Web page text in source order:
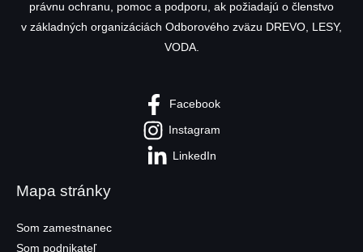
právnu ochranu, pomoc a podporu, ak požiadajú o členstvo
v základných organizáciách Odborového zväzu DREVO, LESY,
VODA.
Facebook
Instagram
LinkedIn
Mapa stránky
Som zamestnanec
Som podnikateľ